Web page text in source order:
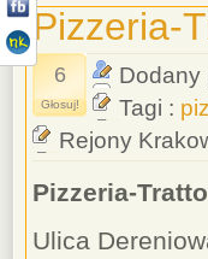
Pizzeria-
6
Głosuj!
Dodany
Tagi :
Rejony
Pizzeria-
Ulica